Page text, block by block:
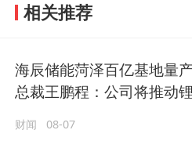
相关推荐
海辰储能菏泽百亿基地量
总裁王鹏程：公司将推动
财闻 08-07